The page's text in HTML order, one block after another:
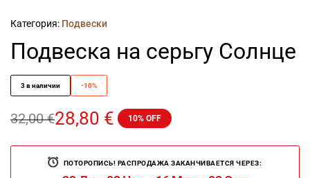
Категория: Подвески
Подвеска на серьгу Солнце
3 в наличии -10%
32,00€28,80 € 10% OFF
ПОТОРОПИСЬ! РАСПРОДАЖА ЗАКАНЧИВАЕТСЯ ЧЕРЕЗ: